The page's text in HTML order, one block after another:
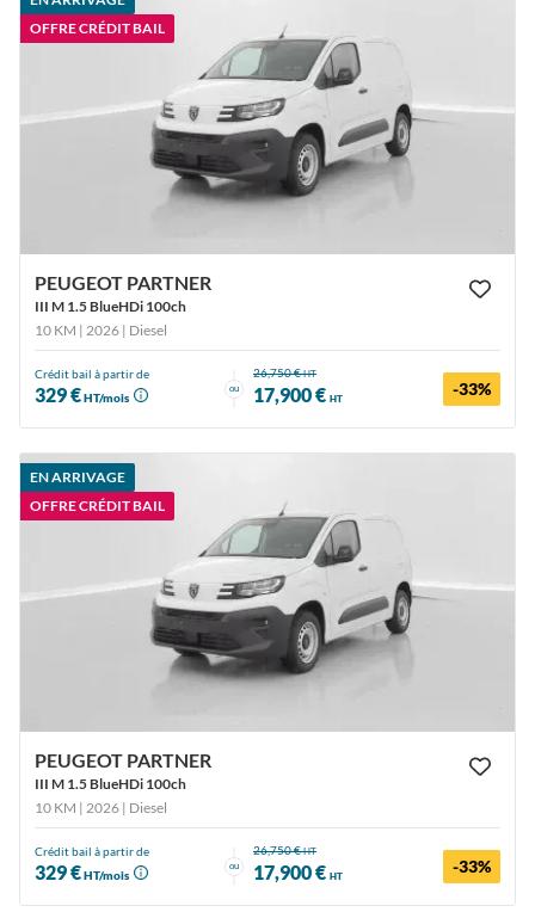
OFFRE CRÉDIT BAIL
PEUGEOT PARTNER
III M 1.5 BlueHDi 100ch
10 KM | 2026 | Diesel
Crédit bail à partir de
329 €HT/mois
ou
26,750 €HT
17,900 € HT -33%
EN ARRIVAGE
OFFRE CRÉDIT BAIL
PEUGEOT PARTNER
III M 1.5 BlueHDi 100ch
10 KM | 2026 | Diesel
Crédit bail à partir de
329 €HT/mois
ou
26,750 €HT
17,900 € HT -33%